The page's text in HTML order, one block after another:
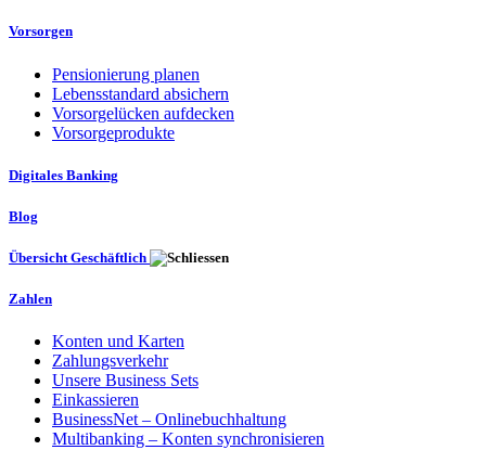
Vorsorgen
Pensionierung planen
Lebensstandard absichern
Vorsorgelücken aufdecken
Vorsorgeprodukte
Digitales Banking
Blog
Übersicht Geschäftlich
Zahlen
Konten und Karten
Zahlungsverkehr
Unsere Business Sets
Einkassieren
BusinessNet – Onlinebuchhaltung
Multibanking – Konten synchronisieren